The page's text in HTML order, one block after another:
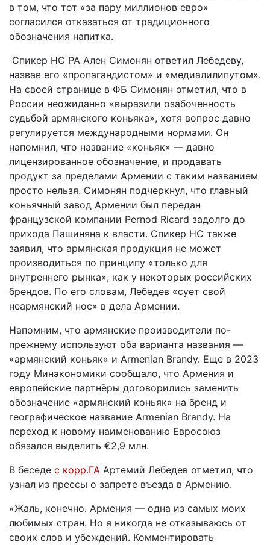
в том, что тот «за пару миллионов евро»
согласился отказаться от традиционного
обозначения напитка.
Спикер НС РА Ален Симонян ответил Лебедеву,
назвав его «пропагандистом» и «медиалилипутом».
На своей странице в ФБ Симонян отметил, что в
России неожиданно «выразили озабоченность
судьбой армянского коньяка», хотя вопрос давно
регулируется международными нормами. Он
напомнил, что название «коньяк» — давно
лицензированное обозначение, и продавать
продукт за пределами Армении с таким названием
просто нельзя. Симонян подчеркнул, что главный
коньячный завод Армении был передан
французской компании Pernod Ricard задолго до
прихода Пашиняна к власти. Спикер НС также
заявил, что армянская продукция не может
производиться по принципу «только для
внутреннего рынка», как у некоторых российских
брендов. По его словам, Лебедев «сует свой
неармянский нос» в дела Армении.
Напомним, что армянские производители по-
прежнему используют оба варианта названия —
«армянский коньяк» и Armenian Brandy. Еще в 2023
году Минэкономики сообщало, что Армения и
европейские партнёры договорились заменить
обозначение «армянский коньяк» на бренд и
географическое название Armenian Brandy. На
переход к новому наименованию Евросоюз
обязался выделить €2,9 млн.
В беседе с корр.ГА Артемий Лебедев отметил, что
узнал из прессы о запрете въезда в Армению.
«Жаль, конечно. Армения — одна из самых моих
любимых стран. Но я никогда не отказываюсь от
своих слов и убеждений. Комментировать